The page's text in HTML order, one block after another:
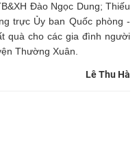
Đào Ngọc Dung; Thiếu
trực Ủy ban Quốc phòng -
quà cho các gia đình người
Thường Xuân.
Lê Thu Hà